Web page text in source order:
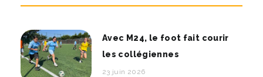
Avec M24, le foot fait courir
les collégiennes
23 juin 2026